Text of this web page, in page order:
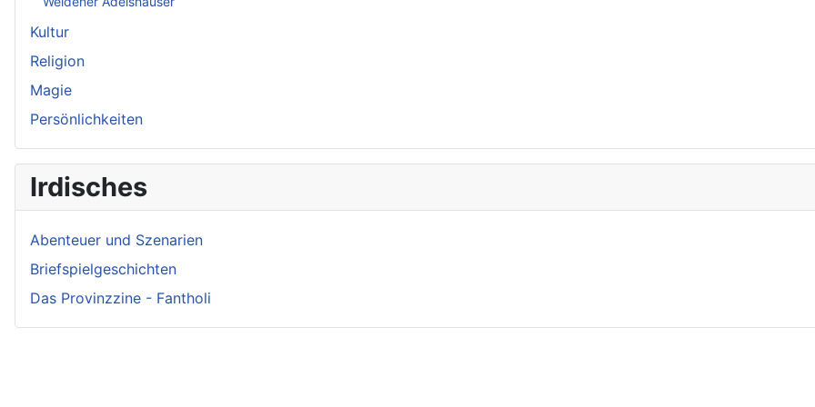
Kultur
Religion
Magie
Persönlichkeiten
Irdisches
Abenteuer und Szenarien
Briefspielgeschichten
Das Provinzzine - Fantholi